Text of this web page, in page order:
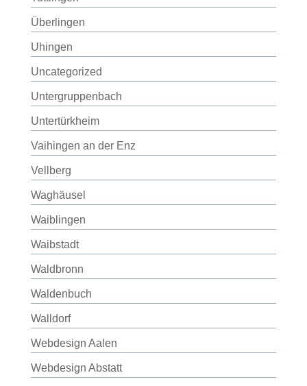
Überlingen
Uhingen
Uncategorized
Untergruppenbach
Untertürkheim
Vaihingen an der Enz
Vellberg
Waghäusel
Waiblingen
Waibstadt
Waldbronn
Waldenbuch
Walldorf
Webdesign Aalen
Webdesign Abstatt